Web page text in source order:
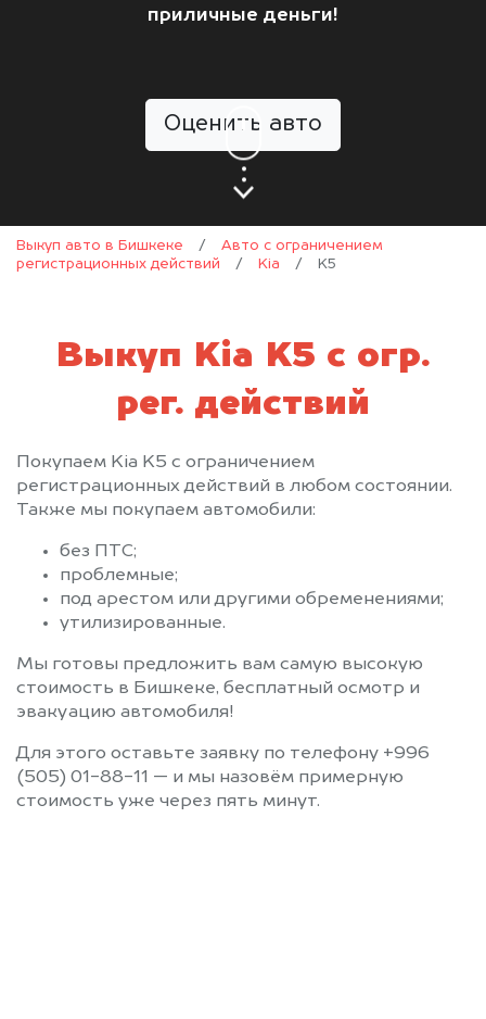
приличные деньги!
Оценить авто
Выкуп авто в Бишкеке /
Авто с ограничением
регистрационных действий
/ Kia / K5
Выкуп Kia K5 с огр.
рег. действий
Покупаем Kia K5 с ограничением
регистрационных действий в любом состоянии.
Также мы покупаем автомобили:
без ПТС;
проблемные;
под арестом или другими обременениями;
утилизированные.
Мы готовы предложить вам самую высокую
стоимость в Бишкеке, бесплатный осмотр и
эвакуацию автомобиля!
Для этого оставьте заявку по телефону +996
(505) 01-88-11 — и мы назовём примерную
стоимость уже через пять минут.